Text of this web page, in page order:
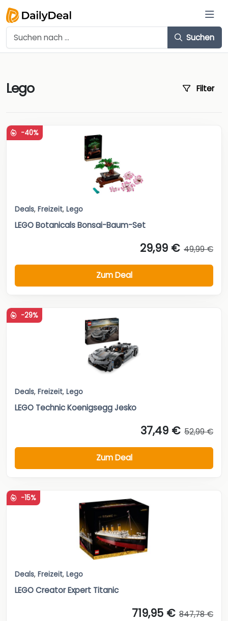
Suchen
Lego Filter
-40%
Deals, Freizeit, Lego
LEGO Botanicals Bonsai-Baum-Set
29,99 € 49,99 €
Zum Deal
-29%
Deals, Freizeit, Lego
LEGO Technic Koenigsegg Jesko
37,49 € 52,99 €
Zum Deal
-15%
Deals, Freizeit, Lego
LEGO Creator Expert Titanic
719,95 € 847,78 €